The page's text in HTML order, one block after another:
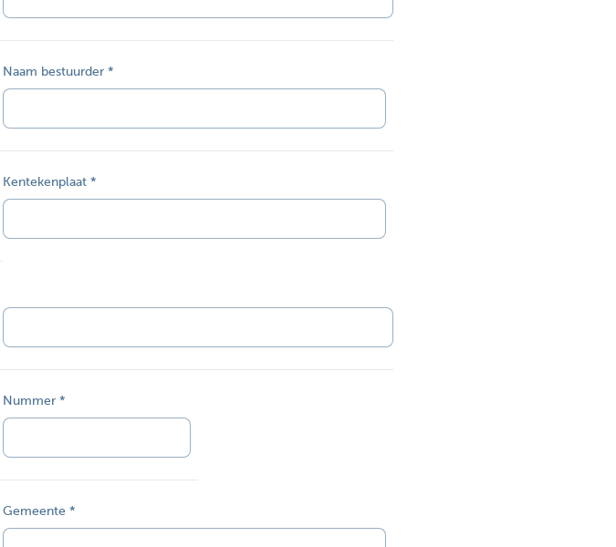
Naam bestuurder
Kentekenplaat
Nummer
Gemeente